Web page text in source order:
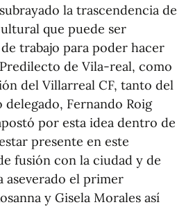
la trascendencia de
que puede ser
trabajo para poder hacer
de Vila-real, como
del Villarreal CF, tanto del
Fernando Roig
por esta idea dentro de
presente en este
fusión con la ciudad y de
aseverado el primer
y Gisela Morales así